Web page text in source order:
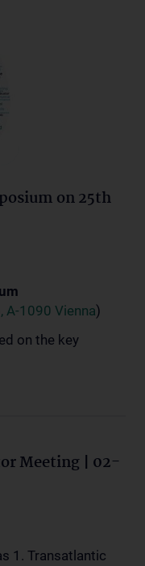
on 25th
A-1090 Vienna)
on the key
Meeting | 02-
1. Transatlantic